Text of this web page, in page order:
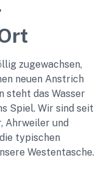
zugewachsen,
neuen Anstrich
steht das Wasser
Spiel. Wir sind seit
Ahrweiler und
typischen
Westentasche.